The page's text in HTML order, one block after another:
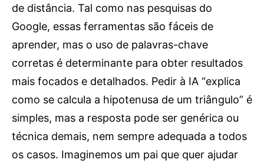
de distância. Tal como nas pesquisas do
Google, essas ferramentas são fáceis de
aprender, mas o uso de palavras-chave
corretas é determinante para obter resultados
mais focados e detalhados. Pedir à IA “explica
como se calcula a hipotenusa de um triângulo” é
simples, mas a resposta pode ser genérica ou
técnica demais, nem sempre adequada a todos
os casos. Imaginemos um pai que quer ajudar